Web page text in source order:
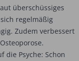
überschüssiges
regelmäßig
Zudem verbessert
die Psyche: Schon